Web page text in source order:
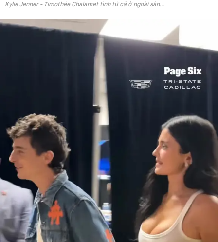
Kylie Jenner - Timothée Chalamet tình tứ cả ở ngoài sân...